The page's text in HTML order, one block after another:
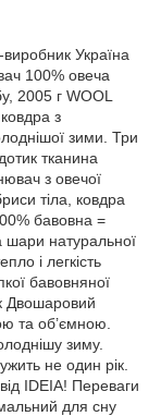
Україна
100% овеча
2005 г WOOL
з
зими. Три
тканина
з овечої
тіла, ковдра
бавовна =
шари натуральної
і легкість
бавовняної
Двошаровий
та об’ємною.
зиму.
не один рік.
IDEIA! Переваги
для сну